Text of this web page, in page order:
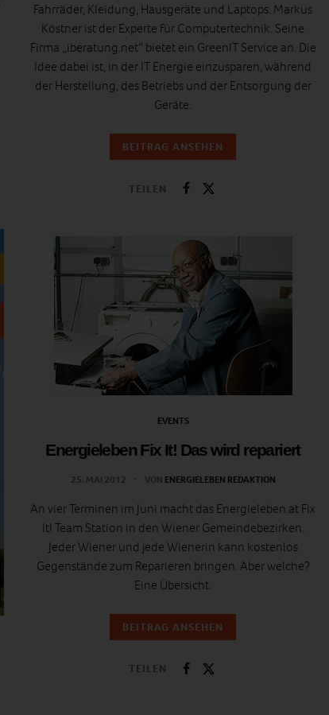
Fahrräder, Kleidung, Hausgeräte und Laptops. Markus
Köstner ist der Experte für Computertechnik. Seine
Firma „iberatung.net“ bietet ein GreenIT Service an. Die
Idee dabei ist, in der IT Energie einzusparen, während
der Herstellung, des Betriebs und der Entsorgung der
Geräte.
BEITRAG ANSEHEN
TEILEN
EVENTS
Energieleben Fix It! Das wird repariert
25. MAI 2012 VON ENERGIELEBEN REDAKTION
An vier Terminen im Juni macht das Energieleben.at Fix
It! Team Station in den Wiener Gemeindebezirken.
Jeder Wiener und jede Wienerin kann kostenlos
Gegenstände zum Reparieren bringen. Aber welche?
Eine Übersicht.
BEITRAG ANSEHEN
TEILEN